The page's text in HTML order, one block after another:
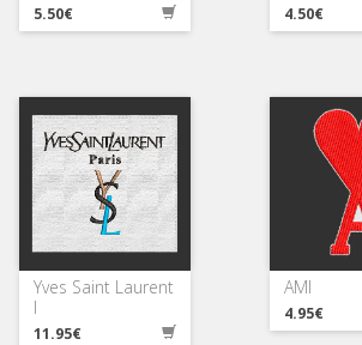
5.50€ 4.50€
Yves Saint Laurent
I
11.95€
AMI
4.95€